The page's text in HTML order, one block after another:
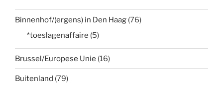
Binnenhof/(ergens) in Den Haag (76)
*toeslagenaffaire (5)
Brussel/Europese Unie (16)
Buitenland (79)